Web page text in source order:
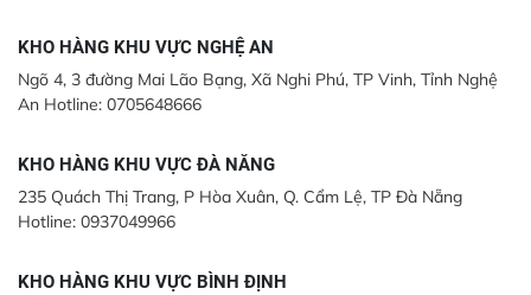
KHO HÀNG KHU VỰC NGHỆ AN
Ngõ 4, 3 đường Mai Lão Bạng, Xã Nghi Phú, TP Vinh, Tỉnh Nghệ
An Hotline: 0705648666
KHO HÀNG KHU VỰC ĐÀ NẴNG
235 Quách Thị Trang, P Hòa Xuân, Q. Cẩm Lệ, TP Đà Nẵng
Hotline: 0937049966
KHO HÀNG KHU VỰC BÌNH ĐỊNH